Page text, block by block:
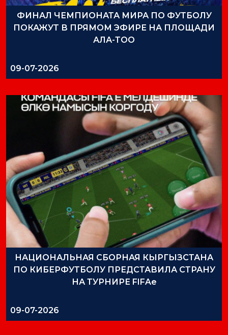
ФИНАЛ ЧЕМПИОНАТА МИРА ПО ФУТБОЛУ
ПОКАЖУТ В ПРЯМОМ ЭФИРЕ НА ПЛОЩАДИ
АЛА-ТОО
09-07-2026
НАЦИОНАЛЬНАЯ СБОРНАЯ КЫРГЫЗСТАНА
ПО КИБЕРФУТБОЛУ ПРЕДСТАВИЛА СТРАНУ
НА ТУРНИРЕ FIFAe
09-07-2026